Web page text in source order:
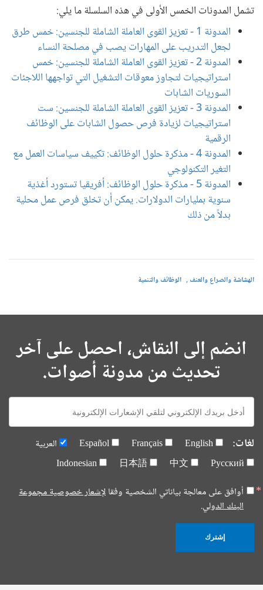
تشمل المدونات الخمس الأولى في هذه السلسلة ما يلي:
المدونة 1 - تعزيز القوى العاملة الشاملة للجنسين: خمس طرق
لجعل التدريب على المهارات يصب في مصلحة النساء
المدونة 2 - تعزيز القوى العاملة الشاملة للجنسين: خمس
استراتيجيات لتجاوز معوقات التشغيل التي تواجهها اللاجئات
السوريات الشابات
المدونة 3 - تعزيز القوى العاملة الشاملة للجنسين: ست
استراتيجيات لزيادة فرص حصول الشابات على الوظائف
الرقمية
المدونة 4 - مذكرة حلول الوظائف: تكييف سياسات العمل مع
التغير التكنولوجي
المدونة 5 - مذكرة حلول الوظائف: أفريقيا تستورد أغذية
سنوية بمليارات الدولارات. يمكن أن تخلق فرص عمل محلية
بدلاً من ذلك
الهشاشة والصراع والعنف الوظائف والتنمية
انضم إلى النقاش، احصل على آخر
تحديث من مدونة أصوات.
E-
mail:
لغات: English
Français
Español
العربية
Русский
中文
日本語
Indonesian
أوافق على معالجة بياناتي الشخصية وفقالإشعار خصوصية مجموعة
البنك الدولي.
إشترك